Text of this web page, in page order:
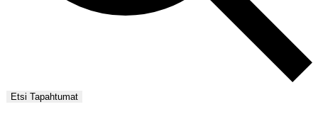
Etsi Tapahtumat